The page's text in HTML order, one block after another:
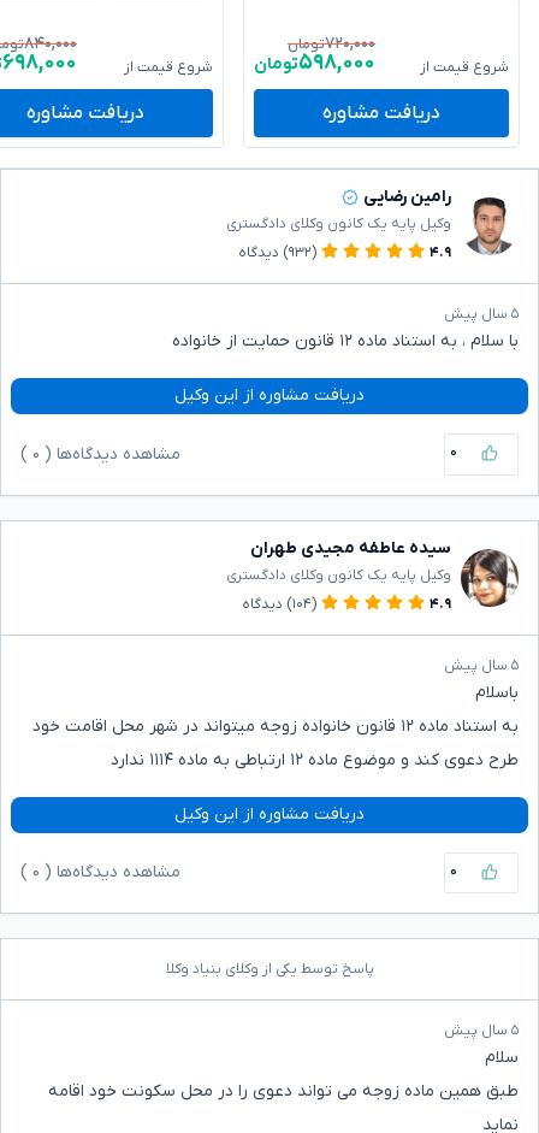
شروع قیمت از
۷۲۰,۰۰۰تومان
۵۹۸,۰۰۰تومان
دریافت مشاوره
شروع قیمت از
۸۴۰,۰۰۰
۶۹۸,۰۰۰
دریافت مشاوره
رامین رضایی
وکیل پایه یک کانون وکلای دادگستری
۴.۹
(۹۳۲) دیدگاه
۵ سال پیش
با سلام ، به استناد ماده ۱۲ قانون حمایت از خانواده
دریافت مشاوره از این وکیل
۰ مشاهده دیدگاه‌ها ( ۰
سیده عاطفه مجیدی طهران
وکیل پایه یک کانون وکلای دادگستری
۴.۹
(۱۰۴) دیدگاه
۵ سال پیش
باسلام
به استناد ماده ۱۲ قانون خانواده زوجه میتواند در شهر محل اقامت خود
طرح دعوی کند و موضوع ماده ۱۲ ارتباطی به ماده ۱۱۱۴ ندارد
دریافت مشاوره از این وکیل
۰ مشاهده دیدگاه‌ها ( ۰
پاسخ توسط یکی از وکلای بنیاد وکلا
۵ سال پیش
سلام
طبق همین ماده زوجه می تواند دعوی را در محل سکونت خود اقامه
نماید